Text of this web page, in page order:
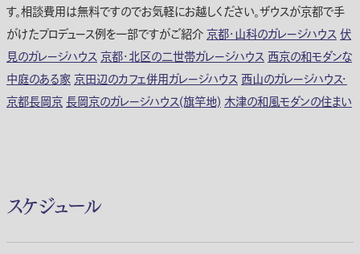
す。相談費用は無料ですのでお気軽にお越しください。ザウスが京都で手
がけたプロデュース例を一部ですがご紹介京都・山科のガレージハウス伏
見のガレージハウス京都・北区の二世帯ガレージハウス西京の和モダンな
中庭のある家京田辺のカフェ併用ガレージハウス西山のガレージハウス・
京都長岡京長岡京のガレージハウス(旗竿地) 木津の和風モダンの住まい
スケジュール